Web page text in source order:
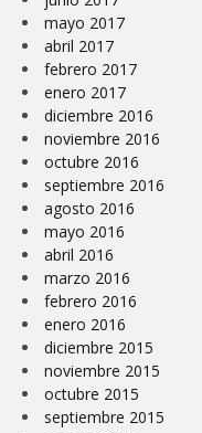
mayo 2017
abril 2017
febrero 2017
enero 2017
diciembre 2016
noviembre 2016
octubre 2016
septiembre 2016
agosto 2016
mayo 2016
abril 2016
marzo 2016
febrero 2016
enero 2016
diciembre 2015
noviembre 2015
octubre 2015
septiembre 2015